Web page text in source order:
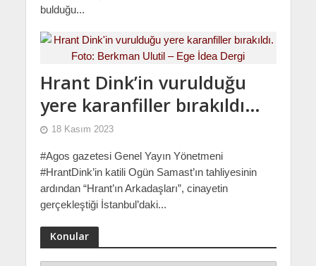
bulduğu...
Hrant Dink’in vurulduğu
yere karanfiller bırakıldı…
18 Kasım 2023
#Agos gazetesi Genel Yayın Yönetmeni
#HrantDink’in katili Ogün Samast’ın tahliyesinin
ardından “Hrant’ın Arkadaşları”, cinayetin
gerçekleştiği İstanbul’daki...
Konular